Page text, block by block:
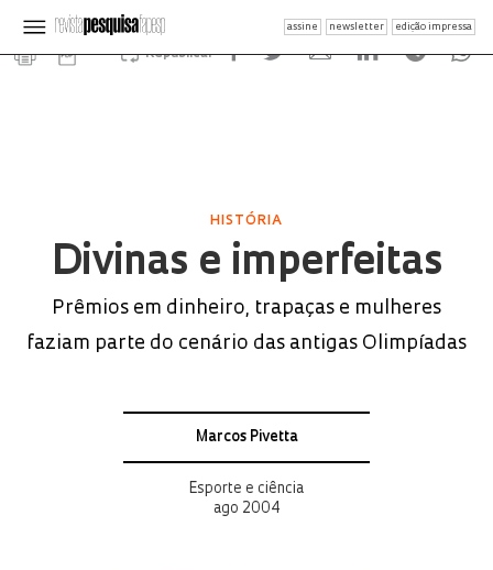
assine newsletter edição impressa
Republicar
HISTÓRIA
Divinas e imperfeitas
Prêmios em dinheiro, trapaças e mulheres
faziam parte do cenário das antigas Olimpíadas
Marcos Pivetta
Esporte e ciência
ago 2004